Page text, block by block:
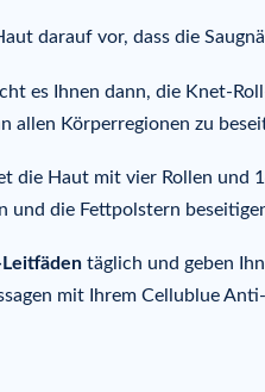
darauf vor, dass die
es Ihnen dann, die Knet-
allen Körperregionen zu
die Haut mit vier Rollen und
und die Fettpolstern
täglich und geben
mit Ihrem Cellublue